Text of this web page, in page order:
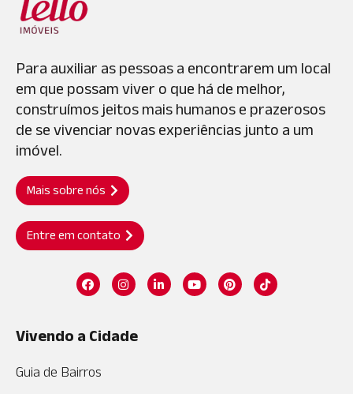
Para auxiliar as pessoas a encontrarem um local
em que possam viver o que há de melhor,
construímos jeitos mais humanos e prazerosos
de se vivenciar novas experiências junto a um
imóvel.
Mais sobre nós
Entre em contato
Vivendo a Cidade
Guia de Bairros